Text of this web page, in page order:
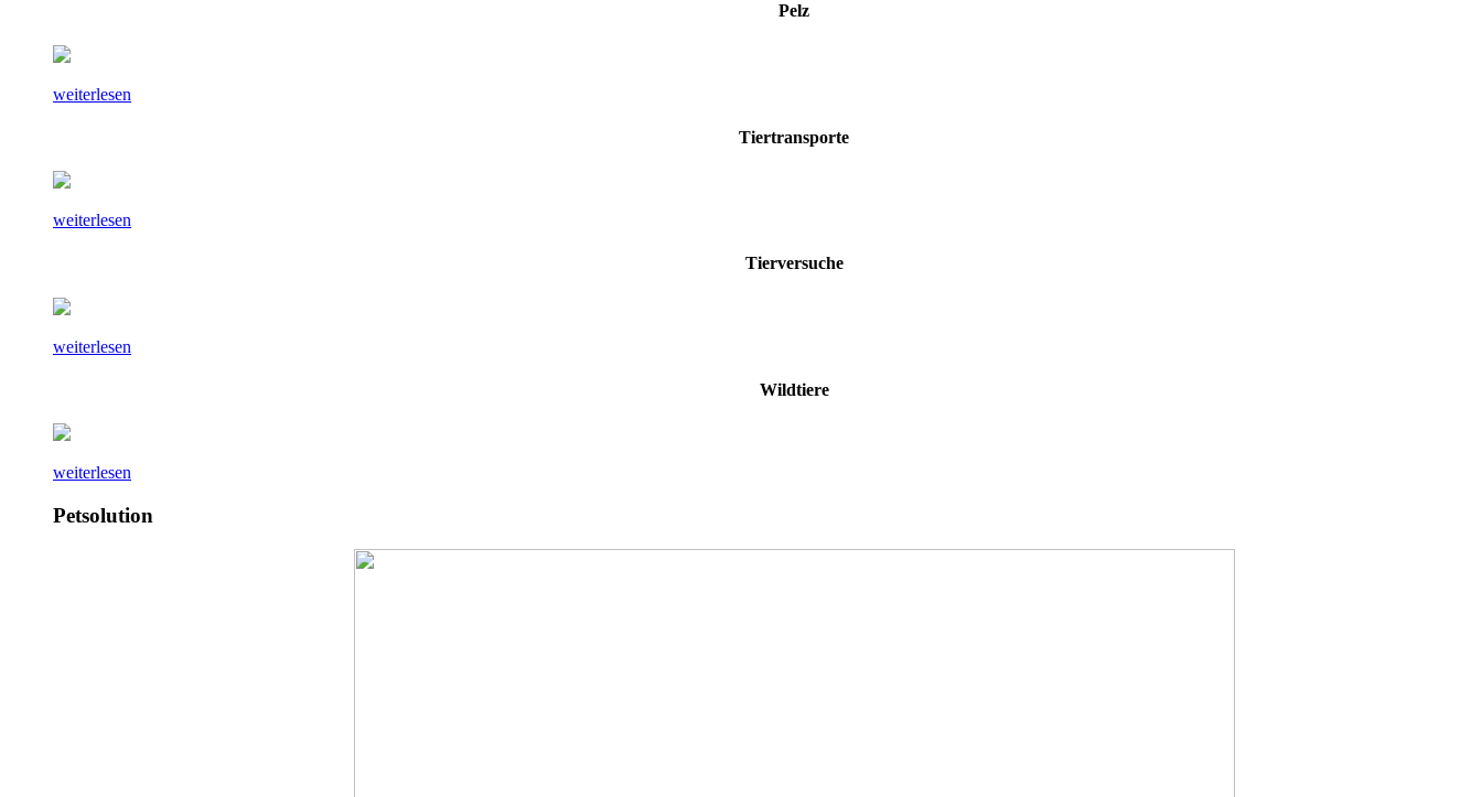
Pelz
weiterlesen
Tiertransporte
weiterlesen
Tierversuche
weiterlesen
Wildtiere
weiterlesen
Petsolution